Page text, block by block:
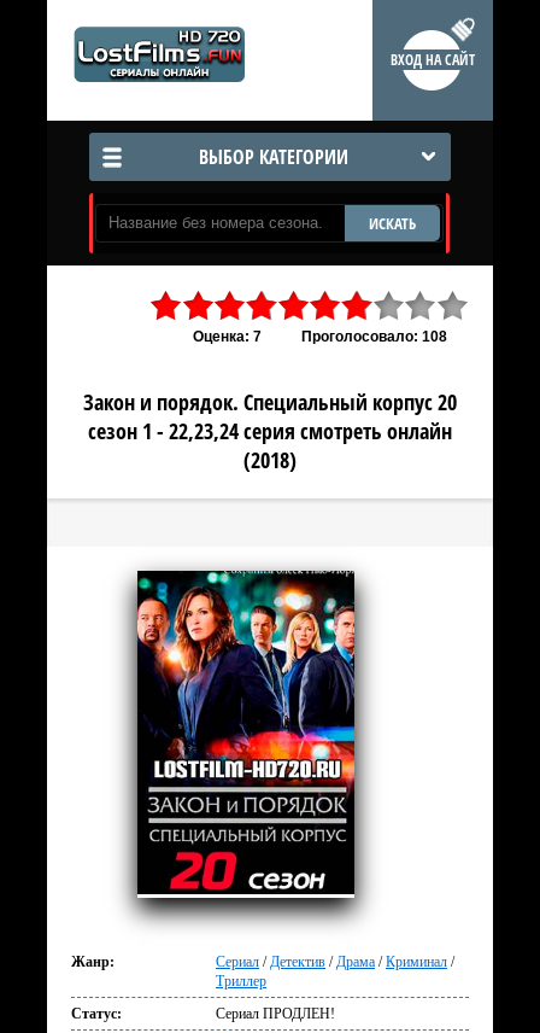
ВХОД НА САЙТ
ВЫБОР КАТЕГОРИИ
ИСКАТЬ
Оценка: 7 Проголосовало: 108
Закон и порядок. Специальный корпус 20
сезон 1 - 22,23,24 серия смотреть онлайн
(2018)
Жанр: Сериал /Детектив /Драма /Криминал /
Триллер
Статус:
Сериал ПРОДЛЕН!